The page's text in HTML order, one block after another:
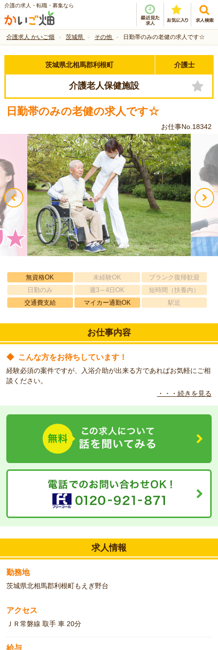
介護の求人・転職・募集なら
介護求人 かいご畑 茨城県 その他 日勤帯のみの老健の求人です☆
茨城県北相馬郡利根町 介護士
介護老人保健施設
日勤帯のみの老健の求人です☆
お仕事No.18342
無資格OK 未経験OK
ブランク復帰歓迎
日勤のみ
週3～4日OK
短時間（扶養内）
交通費支給
マイカー通勤OK 駅近
お仕事内容
◆ こんな方をお待ちしています！
経験必須の案件ですが、入浴介助が出来る方であればお気軽にご相
談ください。
でなく、見取り介護看護にも力を入れており、最期まで住み慣れた
地域でその方らしい生活を送っていただけるよう、スタッフ全員介
護の精神で支援するように心掛けています。
・・・続きを見る
求人情報
勤務地
茨城県北相馬郡利根町もえぎ野台
アクセス
ＪＲ常磐線 取手 車 20分
給与